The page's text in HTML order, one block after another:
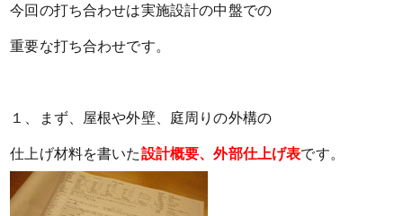
今回の打ち合わせは実施設計の中盤での
重要な打ち合わせです。
１、まず、屋根や外壁、庭周りの外構の
仕上げ材料を書いた設計概要、外部仕上げ表です。